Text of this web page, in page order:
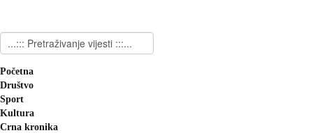
Početna
Društvo
Sport
Kultura
Crna kronika